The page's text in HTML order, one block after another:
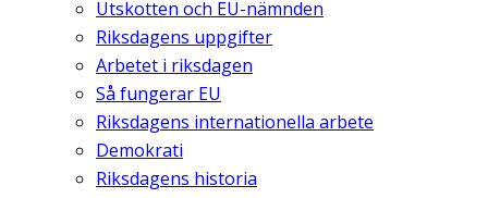
Utskotten och EU-nämnden
Riksdagens uppgifter
Arbetet i riksdagen
Så fungerar EU
Riksdagens internationella arbete
Demokrati
Riksdagens historia